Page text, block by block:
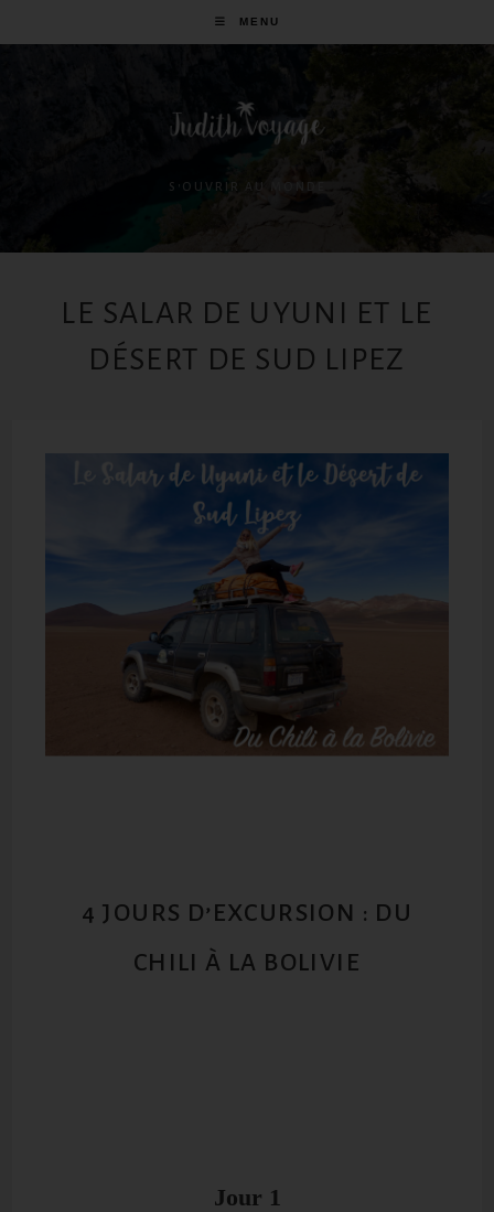
MENU
S'OUVRIR AU MONDE
LE SALAR DE UYUNI ET LE
DÉSERT DE SUD LIPEZ
4 JOURS D’EXCURSION : DU
CHILI À LA BOLIVIE
Jour 1